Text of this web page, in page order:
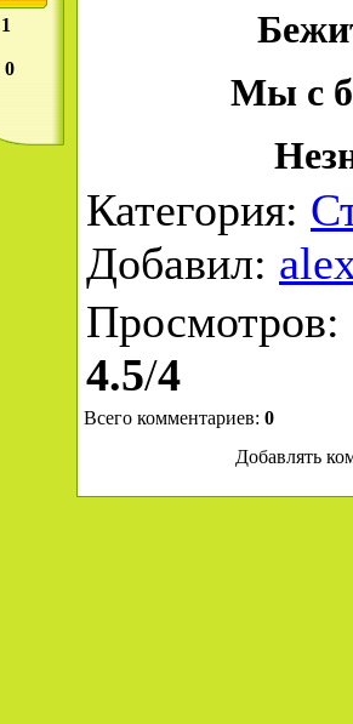
1
0
Мы с
Категория:
Добавил:
Просмотров:
4.5/4
Всего комментариев: 0
Добавлять